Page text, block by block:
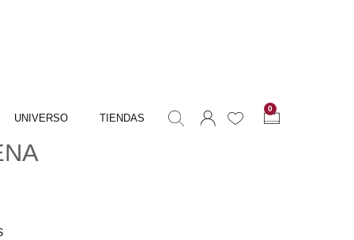
UNIVERSO TIENDAS
0